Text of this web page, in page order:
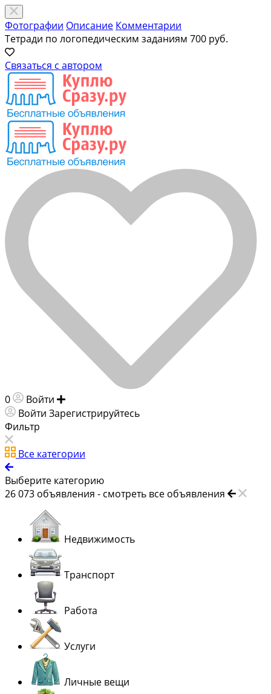
Фотографии Описание Комментарии
Тетради по логопедическим заданиям 700 руб.
Связаться с автором
0 Войти
Войти Зарегистрируйтесь
Фильтр
Все категории
Выберите категорию
26 073 объявления - смотреть все объявления
Недвижимость
Транспорт
Работа
Услуги
Личные вещи